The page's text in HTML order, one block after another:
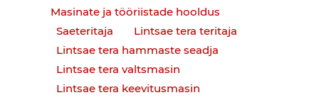
Masinate ja tööriistade hooldus
Saeteritaja
Lintsae tera teritaja
Lintsae tera hammaste seadja
Lintsae tera valtsmasin
Lintsae tera keevitusmasin